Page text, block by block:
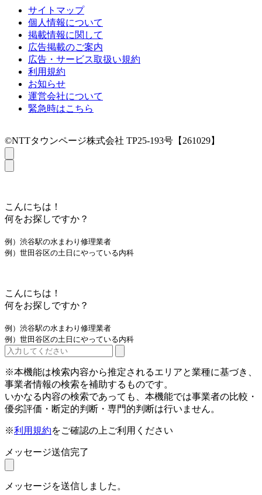
サイトマップ
個人情報について
掲載情報に関して
広告掲載のご案内
広告・サービス取扱い規約
利用規約
お知らせ
運営会社について
緊急時はこちら
©NTTタウンページ株式会社 TP25-193号【261029】
こんにちは！
何をお探しですか？
例）渋谷駅の水まわり修理業者
例）世田谷区の土日にやっている内科
こんにちは！
何をお探しですか？
例）渋谷駅の水まわり修理業者
例）世田谷区の土日にやっている内科
※本機能は検索内容から推定されるエリアと業種に基づき、
事業者情報の検索を補助するものです。
いかなる内容の検索であっても、本機能では事業者の比較・
優劣評価・断定的判断・専門的判断は行いません。
※利用規約をご確認の上ご利用ください
メッセージ送信完了
メッセージを送信しました。